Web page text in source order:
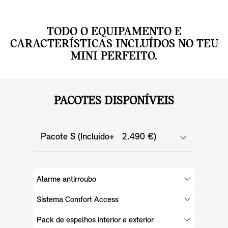
TODO O EQUIPAMENTO E
CARACTERÍSTICAS INCLUÍDOS NO TEU
MINI PERFEITO.
PACOTES DISPONÍVEIS
Pacote S (Incluido+ 2.490 €)
Alarme antirroubo
Sistema Comfort Access
Pack de espelhos interior e exterior